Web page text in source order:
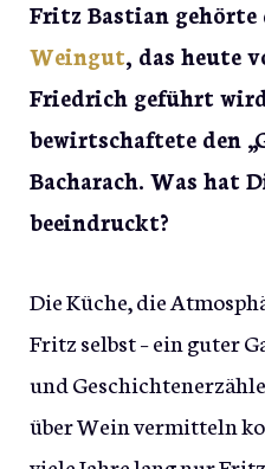
Fritz Bastian gehörte
Weingut, das heute
Friedrich geführt
bewirtschaftete den
Bacharach. Was hat
beeindruckt?
Die Küche, die
Fritz selbst – ein guter
und
über Wein vermitteln